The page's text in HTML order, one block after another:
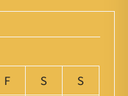
F S
S